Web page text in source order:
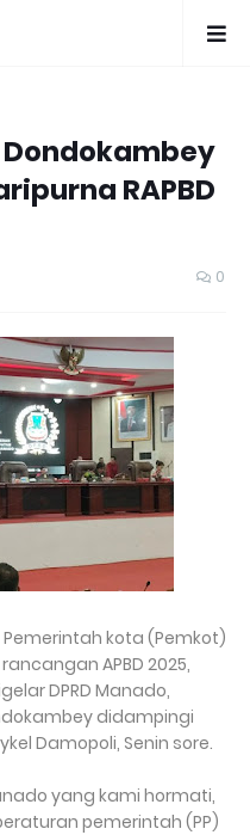
Dondokambey
RAPBD
0
Pemerintah kota (Pemkot)
APBD 2025,
DPRD Manado,
didampingi
Damopoli, Senin sore.
yang kami hormati,
pemerintah (PP)